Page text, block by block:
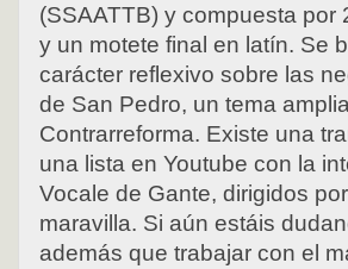
(SSAATTB) y compuesta por
y un motete final en latín. Se
carácter reflexivo sobre las
de San Pedro, un tema
Contrarreforma. Existe una
una lista en Youtube con la
Vocale de Gante, dirigidos
maravilla. Si aún estáis
además que trabajar con el